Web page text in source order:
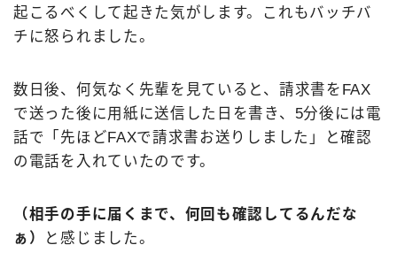
起こるべくして起きた気がします。これもバッチバ
チに怒られました。
数日後、何気なく先輩を見ていると、請求書をFAX
で送った後に用紙に送信した日を書き、5分後には電
話で「先ほどFAXで請求書お送りしました」と確認
の電話を入れていたのです。
（相手の手に届くまで、何回も確認してるんだな
ぁ）
と感じました。